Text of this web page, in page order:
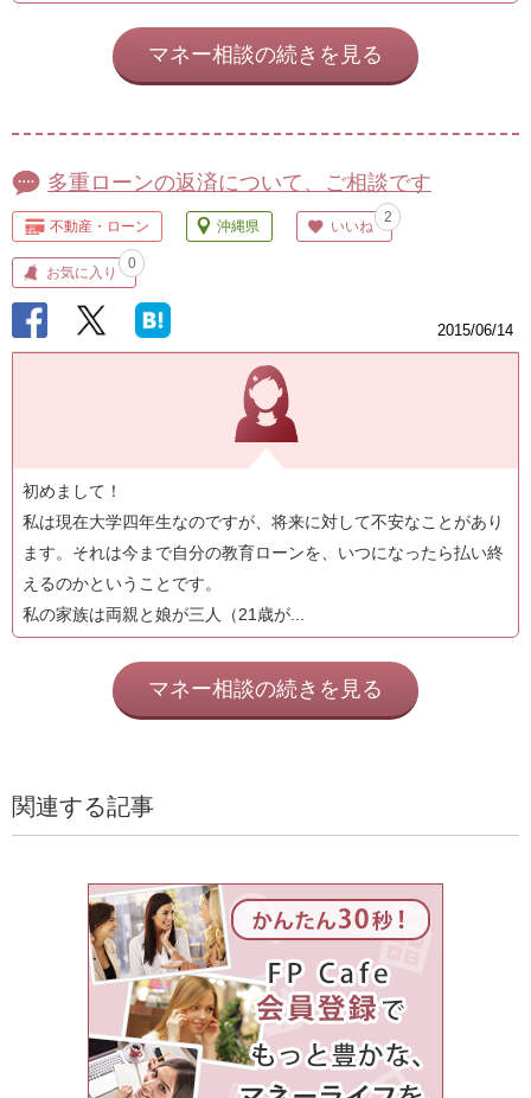
マネー相談の続きを見る
多重ローンの返済について、ご相談です
不動産・ローン 沖縄県 いいね
2
お気に入り
0
2015/06/14
初めまして！
私は現在大学四年生なのですが、将来に対して不安なことがあり
ます。それは今まで自分の教育ローンを、いつになったら払い終
えるのかということです。
私の家族は両親と娘が三人（21歳が...
マネー相談の続きを見る
関連する記事